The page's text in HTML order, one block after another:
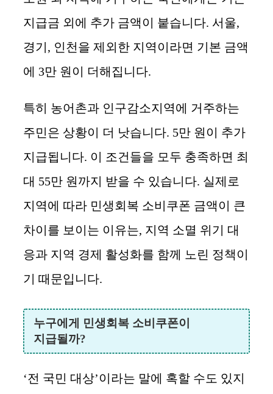
지급금 외에 추가 금액이 붙습니다. 서울,
경기, 인천을 제외한 지역이라면 기본 금액
에 3만 원이 더해집니다.
특히 농어촌과 인구감소지역에 거주하는
주민은 상황이 더 낫습니다. 5만 원이 추가
지급됩니다. 이 조건들을 모두 충족하면 최
대 55만 원까지 받을 수 있습니다. 실제로
지역에 따라 민생회복 소비쿠폰 금액이 큰
차이를 보이는 이유는, 지역 소멸 위기 대
응과 지역 경제 활성화를 함께 노린 정책이
기 때문입니다.
누구에게 민생회복 소비쿠폰이
지급될까?
‘전 국민 대상’이라는 말에 혹할 수도 있지